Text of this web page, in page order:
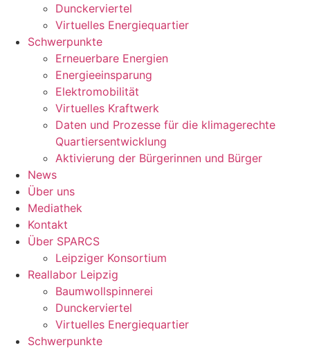
Dunckerviertel
Virtuelles Energiequartier
Schwerpunkte
Erneuerbare Energien
Energieeinsparung
Elektromobilität
Virtuelles Kraftwerk
Daten und Prozesse für die klimagerechte
Quartiersentwicklung
Aktivierung der Bürgerinnen und Bürger
News
Über uns
Mediathek
Kontakt
Über SPARCS
Leipziger Konsortium
Reallabor Leipzig
Baumwollspinnerei
Dunckerviertel
Virtuelles Energiequartier
Schwerpunkte